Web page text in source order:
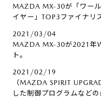
MAZDA MX-30が「ワー
イヤー」TOP3ファイナリ
2021/03/04
MAZDA MX-30が2021年
ト。
2021/02/19
（MAZDA SPIRIT
した制御プログラムなど